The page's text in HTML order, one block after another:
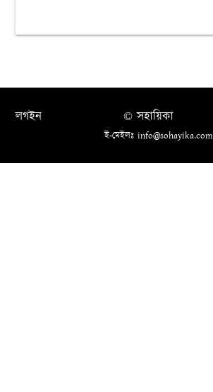
লগইন © সহায়িকা
ই-মেইলঃ info@sohayika.com